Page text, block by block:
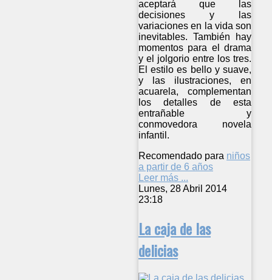
aceptará que las
decisiones y las
variaciones en la vida son
inevitables. También hay
momentos para el drama
y el jolgorio entre los tres.
El estilo es bello y suave,
y las ilustraciones, en
acuarela, complementan
los detalles de esta
entrañable y
conmovedora novela
infantil.
Recomendado para niños
a partir de 6 años
Leer más ...
Lunes, 28 Abril 2014
23:18
La caja de las
delicias